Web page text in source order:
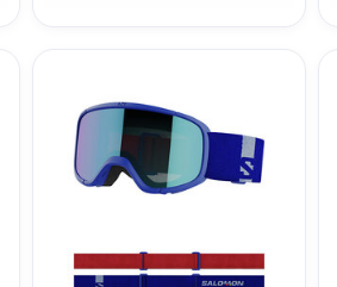
Mid Blue
TOEVOEGEN AAN WINKELWAGEN